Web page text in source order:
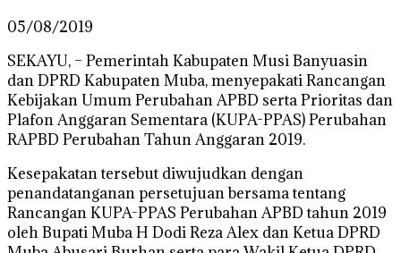
05/08/2019
SEKAYU, – Pemerintah Kabupaten Musi Banyuasin
dan DPRD Kabupaten Muba, menyepakati Rancangan
Kebijakan Umum Perubahan APBD serta Prioritas dan
Plafon Anggaran Sementara (KUPA-PPAS) Perubahan
RAPBD Perubahan Tahun Anggaran 2019.
Kesepakatan tersebut diwujudkan dengan
penandatanganan persetujuan bersama tentang
Rancangan KUPA-PPAS Perubahan APBD tahun 2019
oleh Bupati Muba H Dodi Reza Alex dan Ketua DPRD